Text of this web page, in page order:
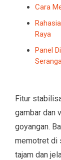
Cara
Raya
Panel
Fitur
gambar dan
goyangan.
memotret di
tajam dan